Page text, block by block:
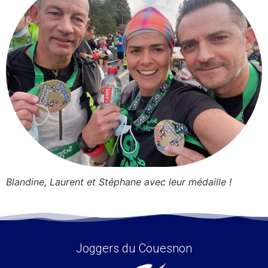
Blandine, Laurent et Stéphane avec leur médaille !
Joggers du Couesnon